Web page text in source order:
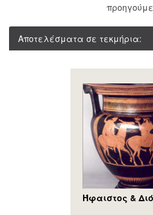
Αποτελέσματα σε τεκμήρια:
Ήφαιστος &